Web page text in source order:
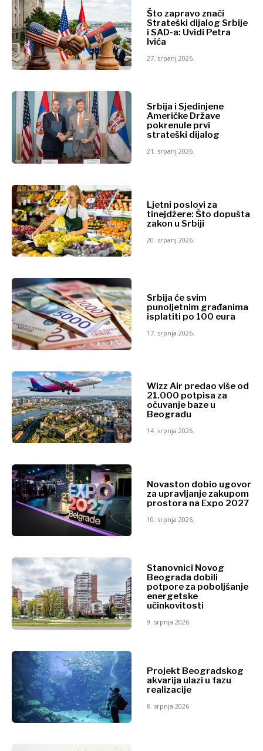
Discover
Vijesti
Događanja
Sport
Lifestyle
Putovanja
Hrana
&
piće
O nama Kontakt Oglašavanje
Vijesti
Događanja
Kultura
Sport
Lifestyle
Hrana
& piće
Western
O nama Kontakt Oglašavanje Pretplata
Što zapravo znači
Strateški dijalog Srbije
i SAD-a: Uvidi Petra
Ivića
27. srpanj 2026.
Srbija i Sjedinjene
Američke Države
pokrenule prvi
strateški dijalog
21. srpanj 2026.
Ljetni poslovi za
tinejdžere: Što dopušta
zakon u Srbiji
20. srpanj 2026.
Srbija će svim
punoljetnim građanima
isplatiti po 100 eura
17. srpnja 2026.
Wizz Air predao više od
21.000 potpisa za
očuvanje baze u
Beogradu
14. srpnja 2026.
Novaston dobio ugovor
za upravljanje zakupom
prostora na Expo 2027
10. srpnja 2026.
Stanovnici Novog
Beograda dobili
potpore za poboljšanje
energetske
učinkovitosti
9. srpnja 2026.
Projekt Beogradskog
akvarija ulazi u fazu
realizacije
8. srpnja 2026.